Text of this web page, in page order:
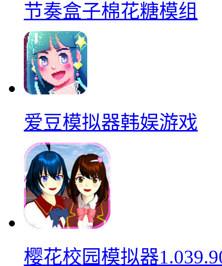
节奏盒子棉花糖模组
爱豆模拟器韩娱游戏
樱花校园模拟器